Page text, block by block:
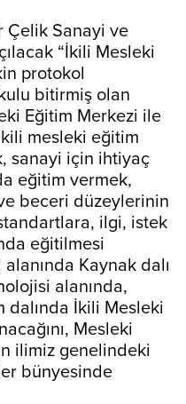
Çelik Sanayi ve
“İkili Mesleki
protokol
bitirmiş olan
Eğitim Merkezi ile
mesleki eğitim
sanayi için ihtiyaç
eğitim vermek,
beceri düzeylerinin
ilgi, istek
eğitilmesi
Kaynak dalı
alanında,
dalında İkili Mesleki
Mesleki
ilimiz genelindeki
bünyesinde